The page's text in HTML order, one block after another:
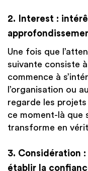
2. Interest :
Une fois que
suivante consiste
commence à
l’organisation ou
regarde les projets
ce moment-là que
transforme en
3. Considération
établir la